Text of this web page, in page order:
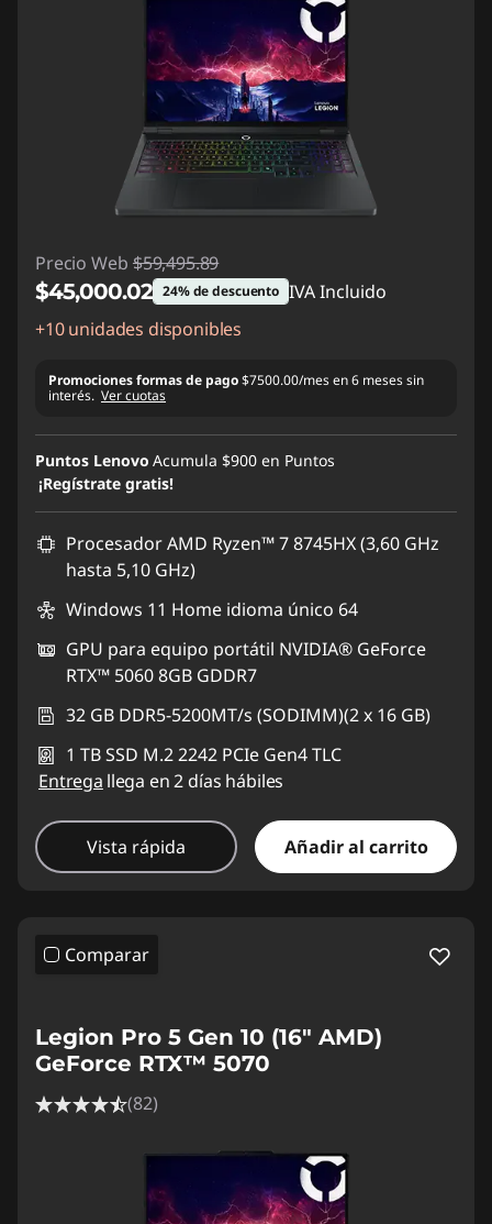
Precio Web $59,495.89
$45,000.02 24% de descuento IVA Incluido
Ahorros instantáneos :
+10 unidades disponibles
Promociones formas de pago$7500.00/mes en 6 meses sin
interés. Ver cuotas
Puntos Lenovo Acumula $900 en Puntos
¡Regístrate gratis!
Procesador AMD Ryzen™ 7 8745HX (3,60 GHz
hasta 5,10 GHz)
Windows 11 Home idioma único 64
GPU para equipo portátil NVIDIA® GeForce
RTX™ 5060 8GB GDDR7
32 GB DDR5-5200MT/s (SODIMM)(2 x 16 GB)
1 TB SSD M.2 2242 PCIe Gen4 TLC
Entrega llega en 2 días hábiles
Vista rápida Añadir al carrito
Comparar
Legion Pro 5 Gen 10 (16" AMD)
GeForce RTX™ 5070
(82)